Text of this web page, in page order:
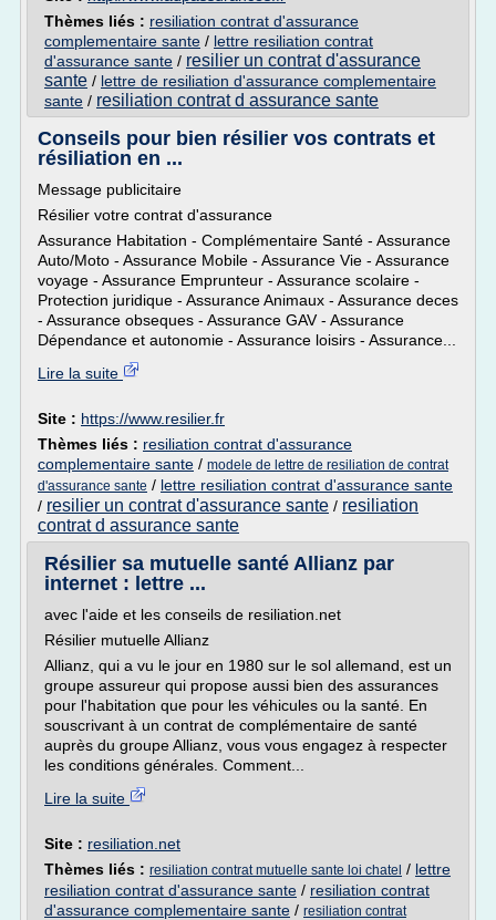
Thèmes liés : resiliation contrat d'assurance
complementaire sante / lettre resiliation contrat
d'assurance sante / resilier un contrat d'assurance
sante / lettre de resiliation d'assurance complementaire
sante / resiliation contrat d assurance sante
Conseils pour bien résilier vos contrats et
résiliation en ...
Message publicitaire
Résilier votre contrat d'assurance
Assurance Habitation - Complémentaire Santé - Assurance
Auto/Moto - Assurance Mobile - Assurance Vie - Assurance
voyage - Assurance Emprunteur - Assurance scolaire -
Protection juridique - Assurance Animaux - Assurance deces
- Assurance obseques - Assurance GAV - Assurance
Dépendance et autonomie - Assurance loisirs - Assurance...
Lire la suite
Site : https://www.resilier.fr
Thèmes liés : resiliation contrat d'assurance
complementaire sante / modele de lettre de resiliation de contrat
d'assurance sante / lettre resiliation contrat d'assurance sante
/ resilier un contrat d'assurance sante / resiliation
contrat d assurance sante
Résilier sa mutuelle santé Allianz par
internet : lettre ...
avec l'aide et les conseils de resiliation.net
Résilier mutuelle Allianz
Allianz, qui a vu le jour en 1980 sur le sol allemand, est un
groupe assureur qui propose aussi bien des assurances
pour l'habitation que pour les véhicules ou la santé. En
souscrivant à un contrat de complémentaire de santé
auprès du groupe Allianz, vous vous engagez à respecter
les conditions générales. Comment...
Lire la suite
Site : resiliation.net
Thèmes liés : resiliation contrat mutuelle sante loi chatel / lettre
resiliation contrat d'assurance sante / resiliation contrat
d'assurance complementaire sante / resiliation contrat